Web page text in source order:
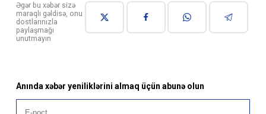
Əgər bu xəbər sizə
maraqlı gəldisə, onu
dostlarınızla
paylaşmağı
unutmayın
Anında xəbər yeniliklərini almaq üçün abunə olun